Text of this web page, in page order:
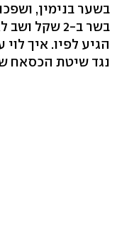
בשער בנימין,
בשר ב-2
הגיע לפיו. איך
נגד שיטת הכסאח